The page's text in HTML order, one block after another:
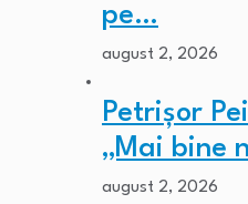
pe…
august 2, 2026
Petrișor
„Mai bine
august 2, 2026